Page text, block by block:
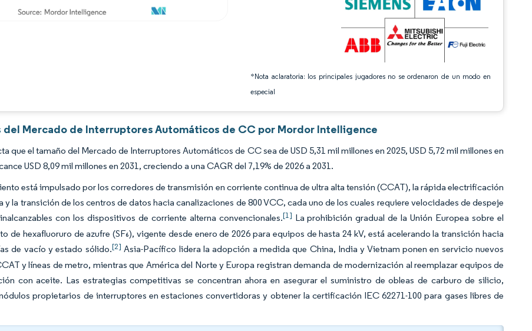
*Nota aclaratoria: los principales jugadores no se ordenaron de un modo en
especial
del Mercado de Interruptores Automáticos de CC por Mordor Intelligence
que el tamaño del Mercado de Interruptores Automáticos de CC sea de USD 5,31 mil millones en 2025, USD 5,72 mil millones en
USD 8,09 mil millones en 2031, creciendo a una CAGR del 7,19% de 2026 a 2031.
está impulsado por los corredores de transmisión en corriente continua de ultra alta tensión (CCAT), la rápida electrificación
y la transición de los centros de datos hacia canalizaciones de 800 VCC, cada uno de los cuales requiere velocidades de despeje
con los dispositivos de corriente alterna convencionales.[1] La prohibición gradual de la Unión Europea sobre el
de hexafluoruro de azufre (SF₆), vigente desde enero de 2026 para equipos de hasta 24 kV, está acelerando la transición hacia
de vacío y estado sólido.[2] Asia-Pacífico lidera la adopción a medida que China, India y Vietnam ponen en servicio nuevos
y líneas de metro, mientras que América del Norte y Europa registran demanda de modernización al reemplazar equipos de
con aceite. Las estrategias competitivas se concentran ahora en asegurar el suministro de obleas de carburo de silicio,
propietarios de interruptores en estaciones convertidoras y obtener la certificación IEC 62271-100 para gases libres de